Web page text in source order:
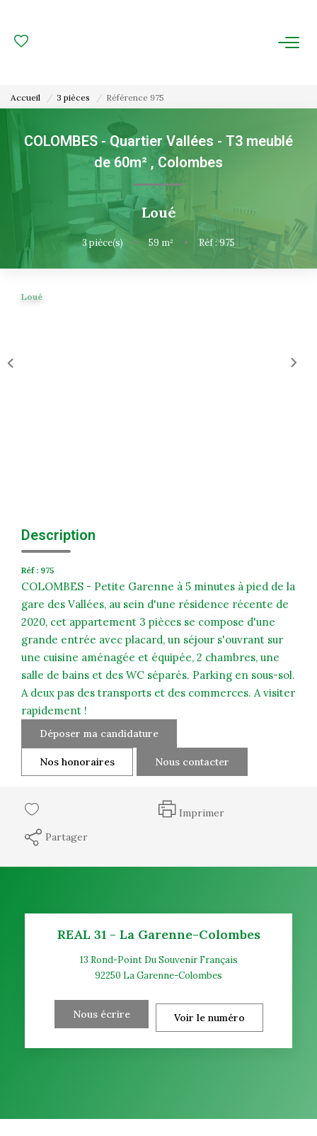
ESTIMATION
FAIRE GÉRER
Gestion Locative
Gestion De Copropriété
NOUS CONNAITRE
Extranet Syndic Et Gestion Locative
Accueil 3 pièces Référence 975
COLOMBES - Quartier Vallées - T3 meublé
de 60m² , Colombes
Loué
3pièce(s) • 59 m² • Réf : 975
Loué
Description
Réf : 975
COLOMBES - Petite Garenne à 5 minutes à pied de la
gare des Vallées, au sein d'une résidence récente de
2020, cet appartement 3 pièces se compose d'une
grande entrée avec placard, un séjour s'ouvrant sur
une cuisine aménagée et équipée, 2 chambres, une
salle de bains et des WC séparés. Parking en sous-sol.
A deux pas des transports et des commerces. A visiter
rapidement !
Déposer ma candidature
Nos honoraires Nous contacter
Imprimer
Partager
REAL 31 - La Garenne-Colombes
13 Rond-Point Du Souvenir Français
92250 La Garenne-Colombes
Nous écrire Voir le numéro